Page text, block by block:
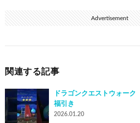
Advertisement
関連する記事
ドラゴンクエストウォー
福引き
2026.01.20